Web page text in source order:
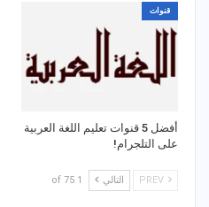
قنوات
أفضل 5 قنوات تعليم اللغة العربية
على التلجرام!
التالي 1 of 75